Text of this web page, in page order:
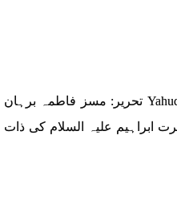
یہودیوں پر اللہ کا عذاب کیوں ؟? Yahudiyon per Allah ka Azaab Kiun تحریر: مسز فاطمہ برہان
ابراہیم علیہ السلام کی ذات